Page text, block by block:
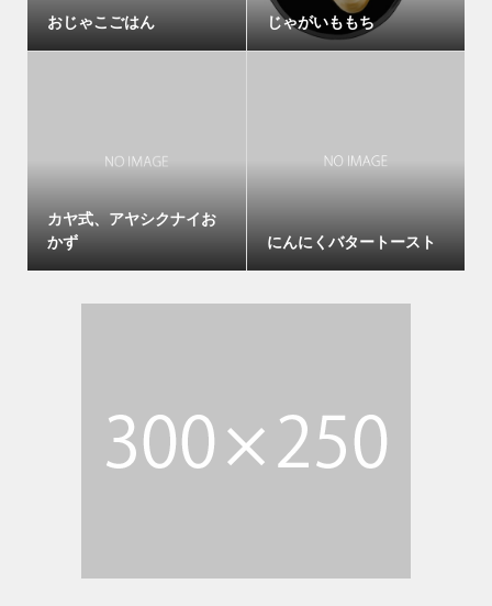
おじゃこごはん じゃがいももち
カヤ式、アヤシクナイお
かず
にんにくバタートースト